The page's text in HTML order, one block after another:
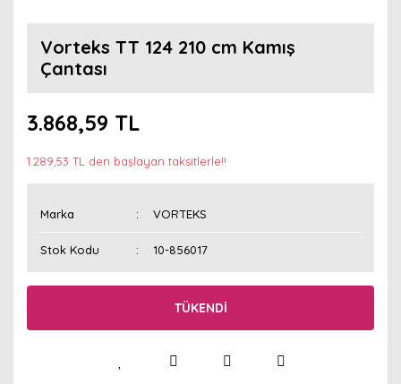
Vorteks TT 124 210 cm Kamış
Çantası
3.868,59 TL
1.289,53 TL den başlayan taksitlerle!!
Marka VORTEKS
Stok Kodu 10-856017
TÜKENDİ